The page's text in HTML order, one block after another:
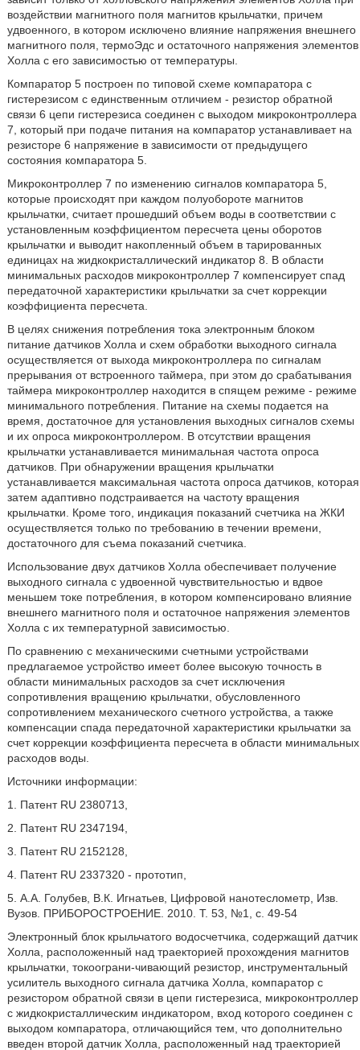
воздействии магнитного поля магнитов крыльчатки, причем
удвоенного, в котором исключено влияние напряжения внешнего
магнитного поля, термоЭдс и остаточного напряжения элементов
Холла с его зависимостью от температуры.
Компаратор 5 построен по типовой схеме компаратора с
гистерезисом с единственным отличием - резистор обратной
связи 6 цепи гистерезиса соединен с выходом микроконтроллера
7, который при подаче питания на компаратор устанавливает на
резисторе 6 напряжение в зависимости от предыдущего
состояния компаратора 5.
Микроконтроллер 7 по изменению сигналов компаратора 5,
которые происходят при каждом полуобороте магнитов
крыльчатки, считает прошедший объем воды в соответствии с
установленным коэффициентом пересчета цены оборотов
крыльчатки и выводит накопленный объем в тарированных
единицах на жидкокристаллический индикатор 8. В области
минимальных расходов микроконтроллер 7 компенсирует спад
передаточной характеристики крыльчатки за счет коррекции
коэффициента пересчета.
В целях снижения потребления тока электронным блоком
питание датчиков Холла и схем обработки выходного сигнала
осуществляется от выхода микроконтроллера по сигналам
прерывания от встроенного таймера, при этом до срабатывания
таймера микроконтроллер находится в спящем режиме - режиме
минимального потребления. Питание на схемы подается на
время, достаточное для установления выходных сигналов схемы
и их опроса микроконтроллером. В отсутствии вращения
крыльчатки устанавливается минимальная частота опроса
датчиков. При обнаружении вращения крыльчатки
устанавливается максимальная частота опроса датчиков, которая
затем адаптивно подстраивается на частоту вращения
крыльчатки. Кроме того, индикация показаний счетчика на ЖКИ
осуществляется только по требованию в течении времени,
достаточного для съема показаний счетчика.
Использование двух датчиков Холла обеспечивает получение
выходного сигнала с удвоенной чувствительностью и вдвое
меньшем токе потребления, в котором компенсировано влияние
внешнего магнитного поля и остаточное напряжения элементов
Холла с их температурной зависимостью.
По сравнению с механическими счетными устройствами
предлагаемое устройство имеет более высокую точность в
области минимальных расходов за счет исключения
сопротивления вращению крыльчатки, обусловленного
сопротивлением механического счетного устройства, а также
компенсации спада передаточной характеристики крыльчатки за
счет коррекции коэффициента пересчета в области минимальных
расходов воды.
Источники информации:
1. Патент RU 2380713,
2. Патент RU 2347194,
3. Патент RU 2152128,
4. Патент RU 2337320 - прототип,
5. А.А. Голубев, В.К. Игнатьев, Цифровой нанотеслометр, Изв.
Вузов. ПРИБОРОСТРОЕНИЕ. 2010. Т. 53, №1, с. 49-54
Электронный блок крыльчатого водосчетчика, содержащий датчик
Холла, расположенный над траекторией прохождения магнитов
крыльчатки, токоограни-чивающий резистор, инструментальный
усилитель выходного сигнала датчика Холла, компаратор с
резистором обратной связи в цепи гистерезиса, микроконтроллер
с жидкокристаллическим индикатором, вход которого соединен с
выходом компаратора, отличающийся тем, что дополнительно
введен второй датчик Холла, расположенный над траекторией